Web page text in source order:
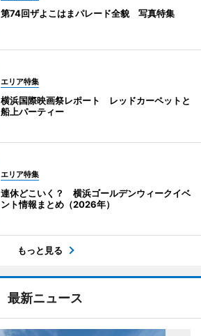
第74回ザよこはまパレード全貌 写真特集
エリア特集
横浜国際映画祭レポート レッドカーペットと
船上パーティー
エリア特集
連休どこいく？ 横浜ゴールデンウィークイベ
ント情報まとめ（2026年）
もっと見る
最新ニュース